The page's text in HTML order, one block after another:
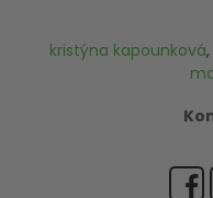
kristýna kapounková,